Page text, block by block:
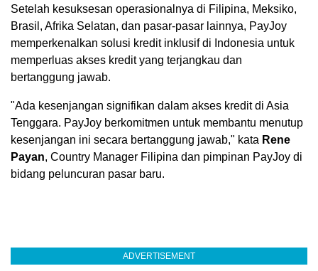
Setelah kesuksesan operasionalnya di Filipina, Meksiko,
Brasil, Afrika Selatan, dan pasar-pasar lainnya, PayJoy
memperkenalkan solusi kredit inklusif di Indonesia untuk
memperluas akses kredit yang terjangkau dan
bertanggung jawab.
"Ada kesenjangan signifikan dalam akses kredit di Asia
Tenggara. PayJoy berkomitmen untuk membantu menutup
kesenjangan ini secara bertanggung jawab," kata Rene
Payan, Country Manager Filipina dan pimpinan PayJoy di
bidang peluncuran pasar baru.
ADVERTISEMENT